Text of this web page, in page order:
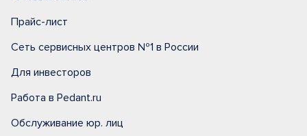
Прайс-лист
Сеть сервисных центров №1 в России
Для инвесторов
Работа в Pedant.ru
Обслуживание юр. лиц